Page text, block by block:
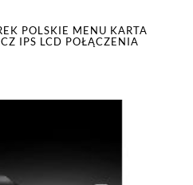
POLSKIE MENU KARTA
IPS LCD POŁĄCZENIA